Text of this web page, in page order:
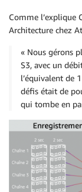
Comme l’explique
Architecture chez
« Nous gérons
S3, avec un
l’équivalent de
défis était de
qui tombe en